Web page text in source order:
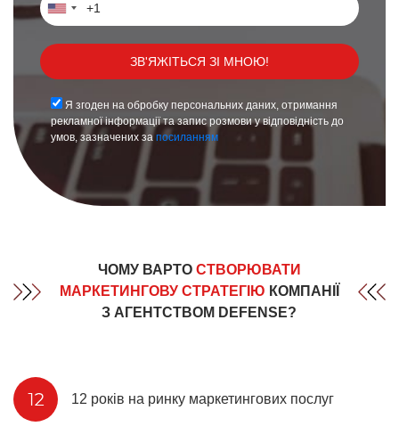
Я згоден на обробку персональних даних, отримання
рекламної інформації та запис розмови у відповідність до
умов, зазначених за посиланням
ЧОМУ ВАРТО СТВОРЮВАТИ
МАРКЕТИНГОВУ СТРАТЕГІЮ КОМПАНІЇ
З АГЕНТСТВОМ DEFENSE?
12 років на ринку маркетингових послуг